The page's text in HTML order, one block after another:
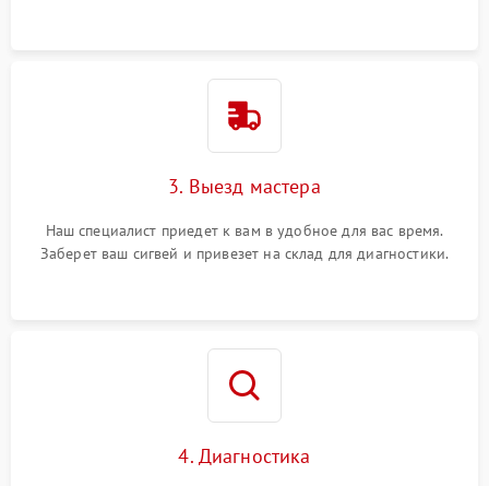
3. Выезд мастера
Наш специалист приедет к вам в удобное для вас время.
Заберет ваш сигвей и привезет на склад для диагностики.
4. Диагностика